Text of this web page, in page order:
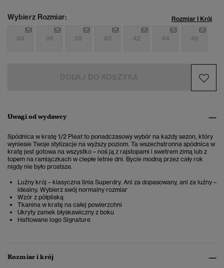
Wybierz Rozmiar: Rozmiar I Krój
34 36 38 40 42 44 46
Uwagi od wydawcy
Spódnica w kratę 1/2 Pleat to ponadczasowy wybór na każdy sezon, który
wyniesie Twoje stylizacje na wyższy poziom. Ta wszechstronna spódnica w
kratę jest gotowa na wszystko – noś ją z rajstopami i swetrem zimą lub z
topem na ramiączkach w ciepłe letnie dni. Bycie modną przez cały rok
nigdy nie było prostsze.
Luźny krój – klasyczna linia Superdry. Ani za dopasowany, ani za luźny –
idealny. Wybierz swój normalny rozmiar
Wzór z półpliską
Tkanina w kratę na całej powierzchni
Ukryty zamek błyskawiczny z boku
Haftowane logo Signature
Rozmiar i krój